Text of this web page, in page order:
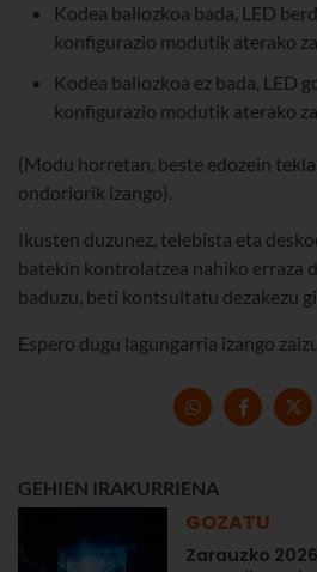
Kodea baliozkoa bada, LED
konfigurazio modutik aterako
Kodea baliozkoa ez bada, LED
konfigurazio modutik aterako
(Modu horretan, beste edozein tekla
ondoriorik izango).
Ikusten duzunez, telebista eta
batekin kontrolatzea nahiko erraza
baduzu, beti kontsultatu dezakezu
Espero dugu lagungarria izango
GEHIEN IRAKURRIENA
GOZATU
Zarauzko